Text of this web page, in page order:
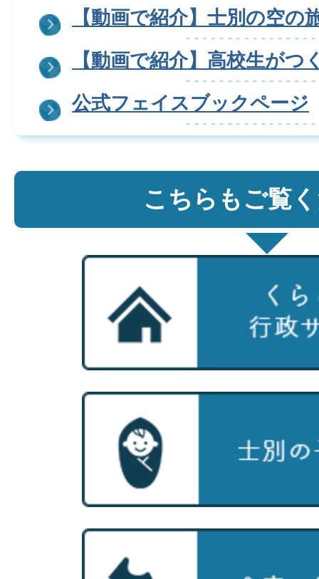
【動画で紹介】士別の空の
【動画で紹介】高校生がつ
公式フェイスブックページ
こちらもご覧